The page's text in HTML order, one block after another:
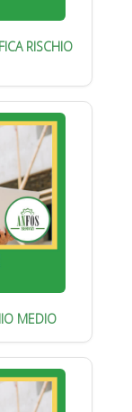
RISCHIO
MEDIO